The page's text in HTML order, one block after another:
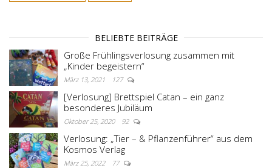
BELIEBTE BEITRÄGE
Große Frühlingsverlosung zusammen mit
„Kinder begeistern“
März 13, 2021 127
[Verlosung] Brettspiel Catan – ein ganz
besonderes Jubiläum
Oktober 25, 2020 92
Verlosung: „Tier – & Pflanzenführer“ aus dem
Kosmos Verlag
März 25, 2022 77